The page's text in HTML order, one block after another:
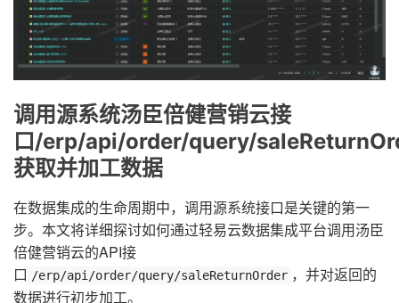
调用源系统汤臣倍健营销云接
口/erp/api/order/query/
获取并加工数据
在数据集成的生命周期中，调用源系统接口是关键的第一
步。本文将详细探讨如何通过轻易云数据集成平台调用汤臣
倍健营销云的API接
口 /erp/api/order/query/saleReturnOrder ，并对返回的
数据进行初步加工。